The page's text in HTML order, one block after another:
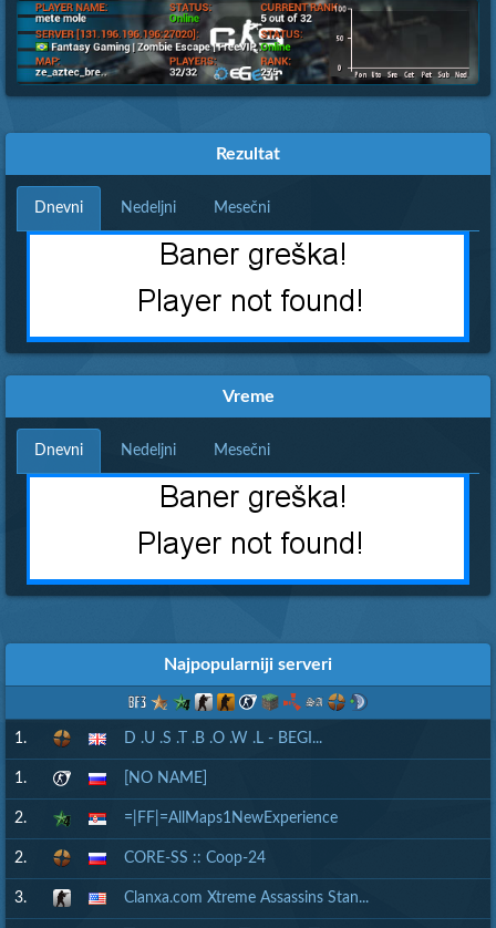
Rezultat
Dnevni Nedeljni Mesečni
Vreme
Dnevni Nedeljni Mesečni
Najpopularniji serveri
1. D .U .S .T .B .O .W .L - BEGI...
1. [NO NAME]
2. =|FF|=AllMaps1NewExperience
2. CORE-SS :: Coop-24
3. Clanxa.com Xtreme Assassins Stan...